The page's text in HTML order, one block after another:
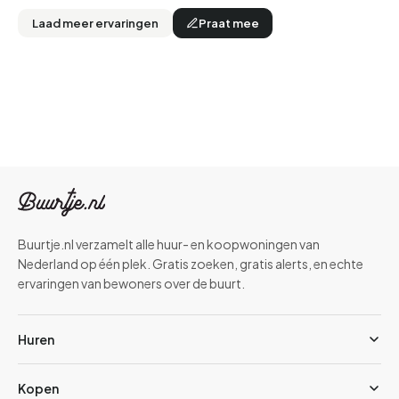
Huurwoningen zoeken in Venlo en omgeving
Laad meer ervaringen Praat mee
Buurtje.nl verzamelt alle huur- en koopwoningen van
Nederland op één plek. Gratis zoeken, gratis alerts, en echte
ervaringen van bewoners over de buurt.
Huren
Kopen